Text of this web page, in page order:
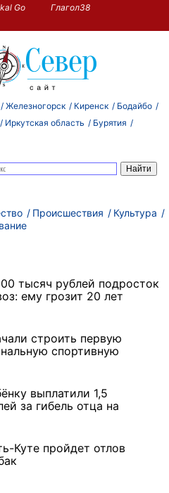
Go
Глагол38
Железногорск Киренск
Бодайбо
Иркутская область
Бурятия
Происшествия
Культура
тысяч рублей подросток
ему грозит 20 лет
строить первую
спортивную
выплатили 1,5
за гибель отца на
Куте пройдет отлов